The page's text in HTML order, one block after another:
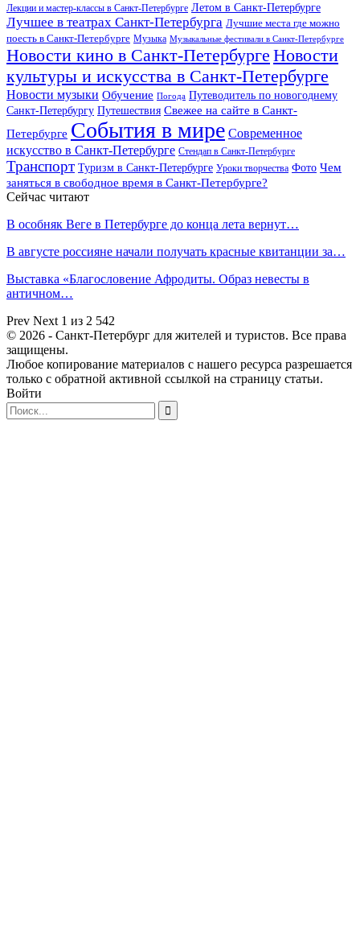
Лекции и мастер-классы в Санкт-Петербурге Летом в Санкт-Петербурге
Лучшее в театрах Санкт-Петербурга Лучшие места где можно
поесть в Санкт-Петербурге Музыка Музыкальные фестивали в Санкт-Петербурге
Новости кино в Санкт-Петербурге Новости
культуры и искусства в Санкт-Петербурге
Новости музыки Обучение Погода Путеводитель по новогоднему
Санкт-Петербургу Путешествия Свежее на сайте в Санкт-
Петербурге События в мире Современное
искусство в Санкт-Петербурге Стендап в Санкт-Петербурге
Транспорт Туризм в Санкт-Петербурге Уроки творчества Фото Чем
заняться в свободное время в Санкт-Петербурге?
Сейчас читают
В особняк Веге в Петербурге до конца лета вернут…
В августе россияне начали получать красные квитанции за…
Выставка «Благословение Афродиты. Образ невесты в
античном…
Prev Next 1 из 2 542
© 2026 - Санкт-Петербург для жителей и туристов. Все права
защищены.
Любое копирование материалов с нашего ресурса разрешается
только с обратной активной ссылкой на страницу статьи.
Войти